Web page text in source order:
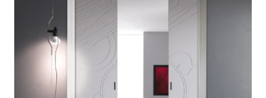
Armadi ante
Scorrevoli
Cabine Armadio
Armadi su misura
Armadi Angolo
I consigli sugli armadi
Blindate
Porte Interne
Portoni
Maniglie